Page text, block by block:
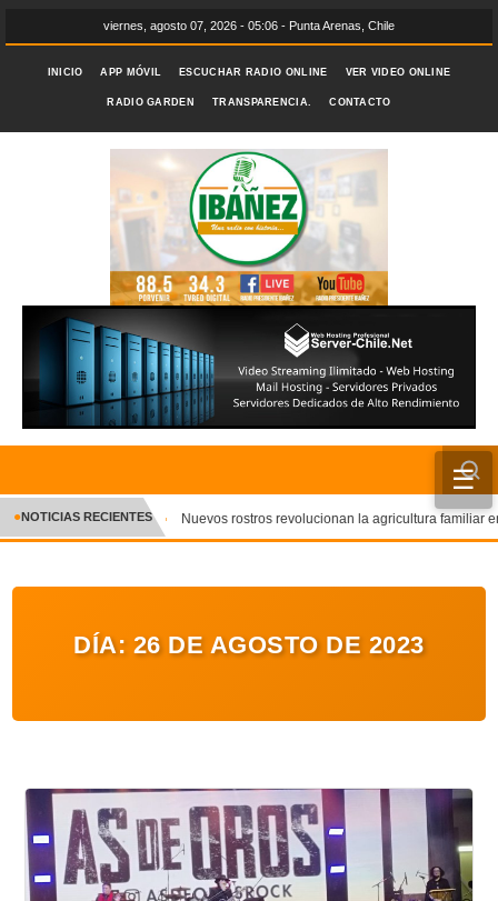
viernes, agosto 07, 2026 - 05:06 - Punta Arenas, Chile
INICIO APP MÓVIL ESCUCHAR RADIO ONLINE VER VIDEO ONLINE
RADIO GARDEN TRANSPARENCIA. CONTACTO
☰
INICIO
CRÓNICA
ENTRETENIMIENTO Y CULTURA
AUDIOS
VIDEOS
●NOTICIAS RECIENTES Nuevos rostros revolucionan la agricultura familiar
DÍA: 26 DE AGOSTO DE 2023